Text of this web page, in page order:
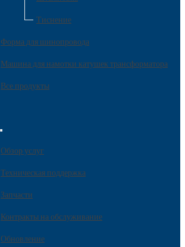
Тиснение
Форма для шинопровода
Машина для намотки катушек трансформатора
Все продукты
Обзор услуг
Техническая поддержка
Запчасти
Контракты на обслуживание
Обновление